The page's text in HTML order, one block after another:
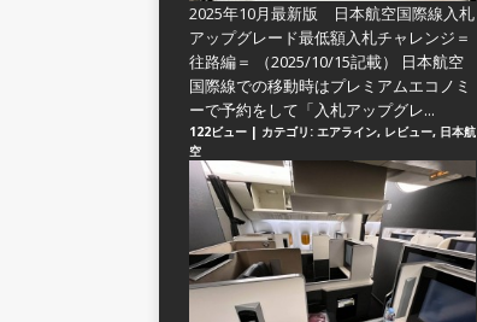
2025年10月最新版 日本航空国際線入札
アップグレード最低額入札チャレンジ＝
往路編＝
（2025/10/15記載） 日本航空
国際線での移動時はプレミアムエコノミ
ーで予約をして「入札アップグレ...
122ビュー | カテゴリ: エアライン, レビュー, 日本航
空